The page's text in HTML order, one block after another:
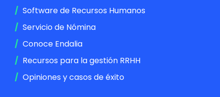
Software de Recursos Humanos
Servicio de Nómina
Conoce Endalia
Recursos para la gestión RRHH
Opiniones y casos de éxito